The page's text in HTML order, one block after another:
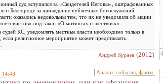
суд вступился за «Свидетелей Иеговы», оштрафованных
и Белгороде за проведение публичных богослужений.
оказались недовольны тем, что их не уведомили об акции
под закон «О митингах и шествиях».
КС, уведомлять местные власти необходимо только в
если религиозное мероприятие может представлять
Андрей Кураев (2012)
14:43 Анализ, события, факты